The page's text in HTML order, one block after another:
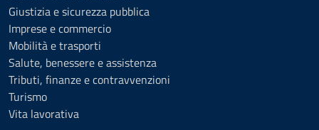
Giustizia e sicurezza pubblica
Imprese e commercio
Mobilità e trasporti
Salute, benessere e assistenza
Tributi, finanze e contravvenzioni
Turismo
Vita lavorativa